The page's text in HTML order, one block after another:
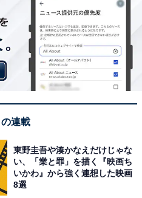
ップできる場合もありま
お得に旅行を楽しみましょ
連載
東野圭吾や湊かなえだけじゃな
い、「業と罪」を描く『映画ち
いかわ』から強く連想した映画
8選